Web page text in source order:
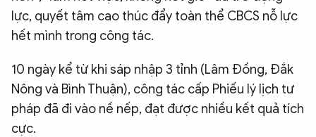
lực, quyết tâm cao thúc đẩy toàn thể CBCS nỗ lực
hết mình trong công tác.
10 ngày kể từ khi sáp nhập 3 tỉnh (Lâm Đồng, Đắk
Nông và Bình Thuận), công tác cấp Phiếu lý lịch tư
pháp đã đi vào nề nếp, đạt được nhiều kết quả tích
cực.